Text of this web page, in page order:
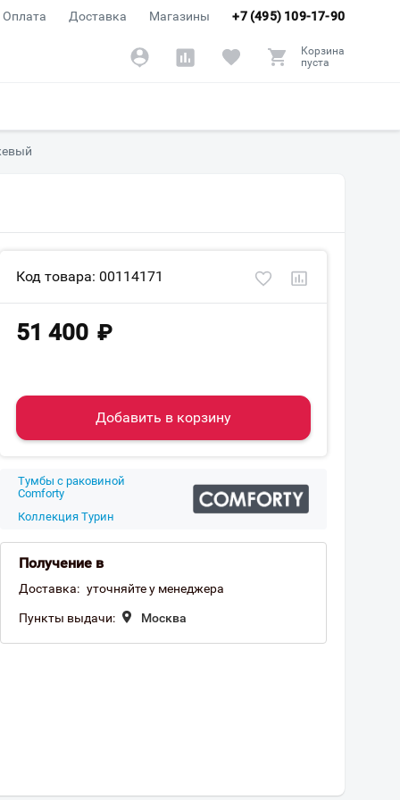
+7 (495) 109-17-90
Оплата Доставка Магазины
Корзина
пуста
Код товара: 00114171
51 400 ₽
Добавить в корзину
Тумбы с раковиной
Comforty
Коллекция Турин
Получение в
Доставка: уточняйте у менеджера
Пункты выдачи: Москва